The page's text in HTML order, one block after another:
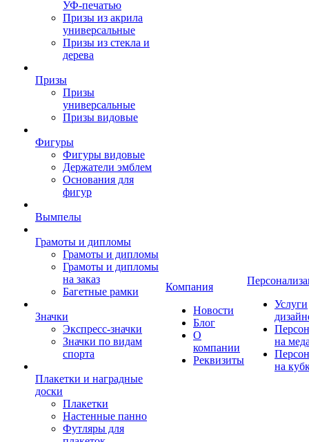
УФ-печатью
Призы из акрила
универсальные
Призы из стекла и
дерева
Призы
Призы
универсальные
Призы видовые
Фигуры
Фигуры видовые
Держатели эмблем
Основания для
фигур
Вымпелы
Грамоты и дипломы
Грамоты и дипломы
Грамоты и дипломы
на заказ
Багетные рамки
Значки
Экспресс-значки
Значки по видам
спорта
Плакетки и наградные
доски
Плакетки
Настенные панно
Футляры для
Компания
Новости
Блог
О
компании
Реквизиты
Услуги
на
на